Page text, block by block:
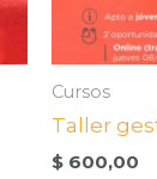
Cursos
Taller
$600,00